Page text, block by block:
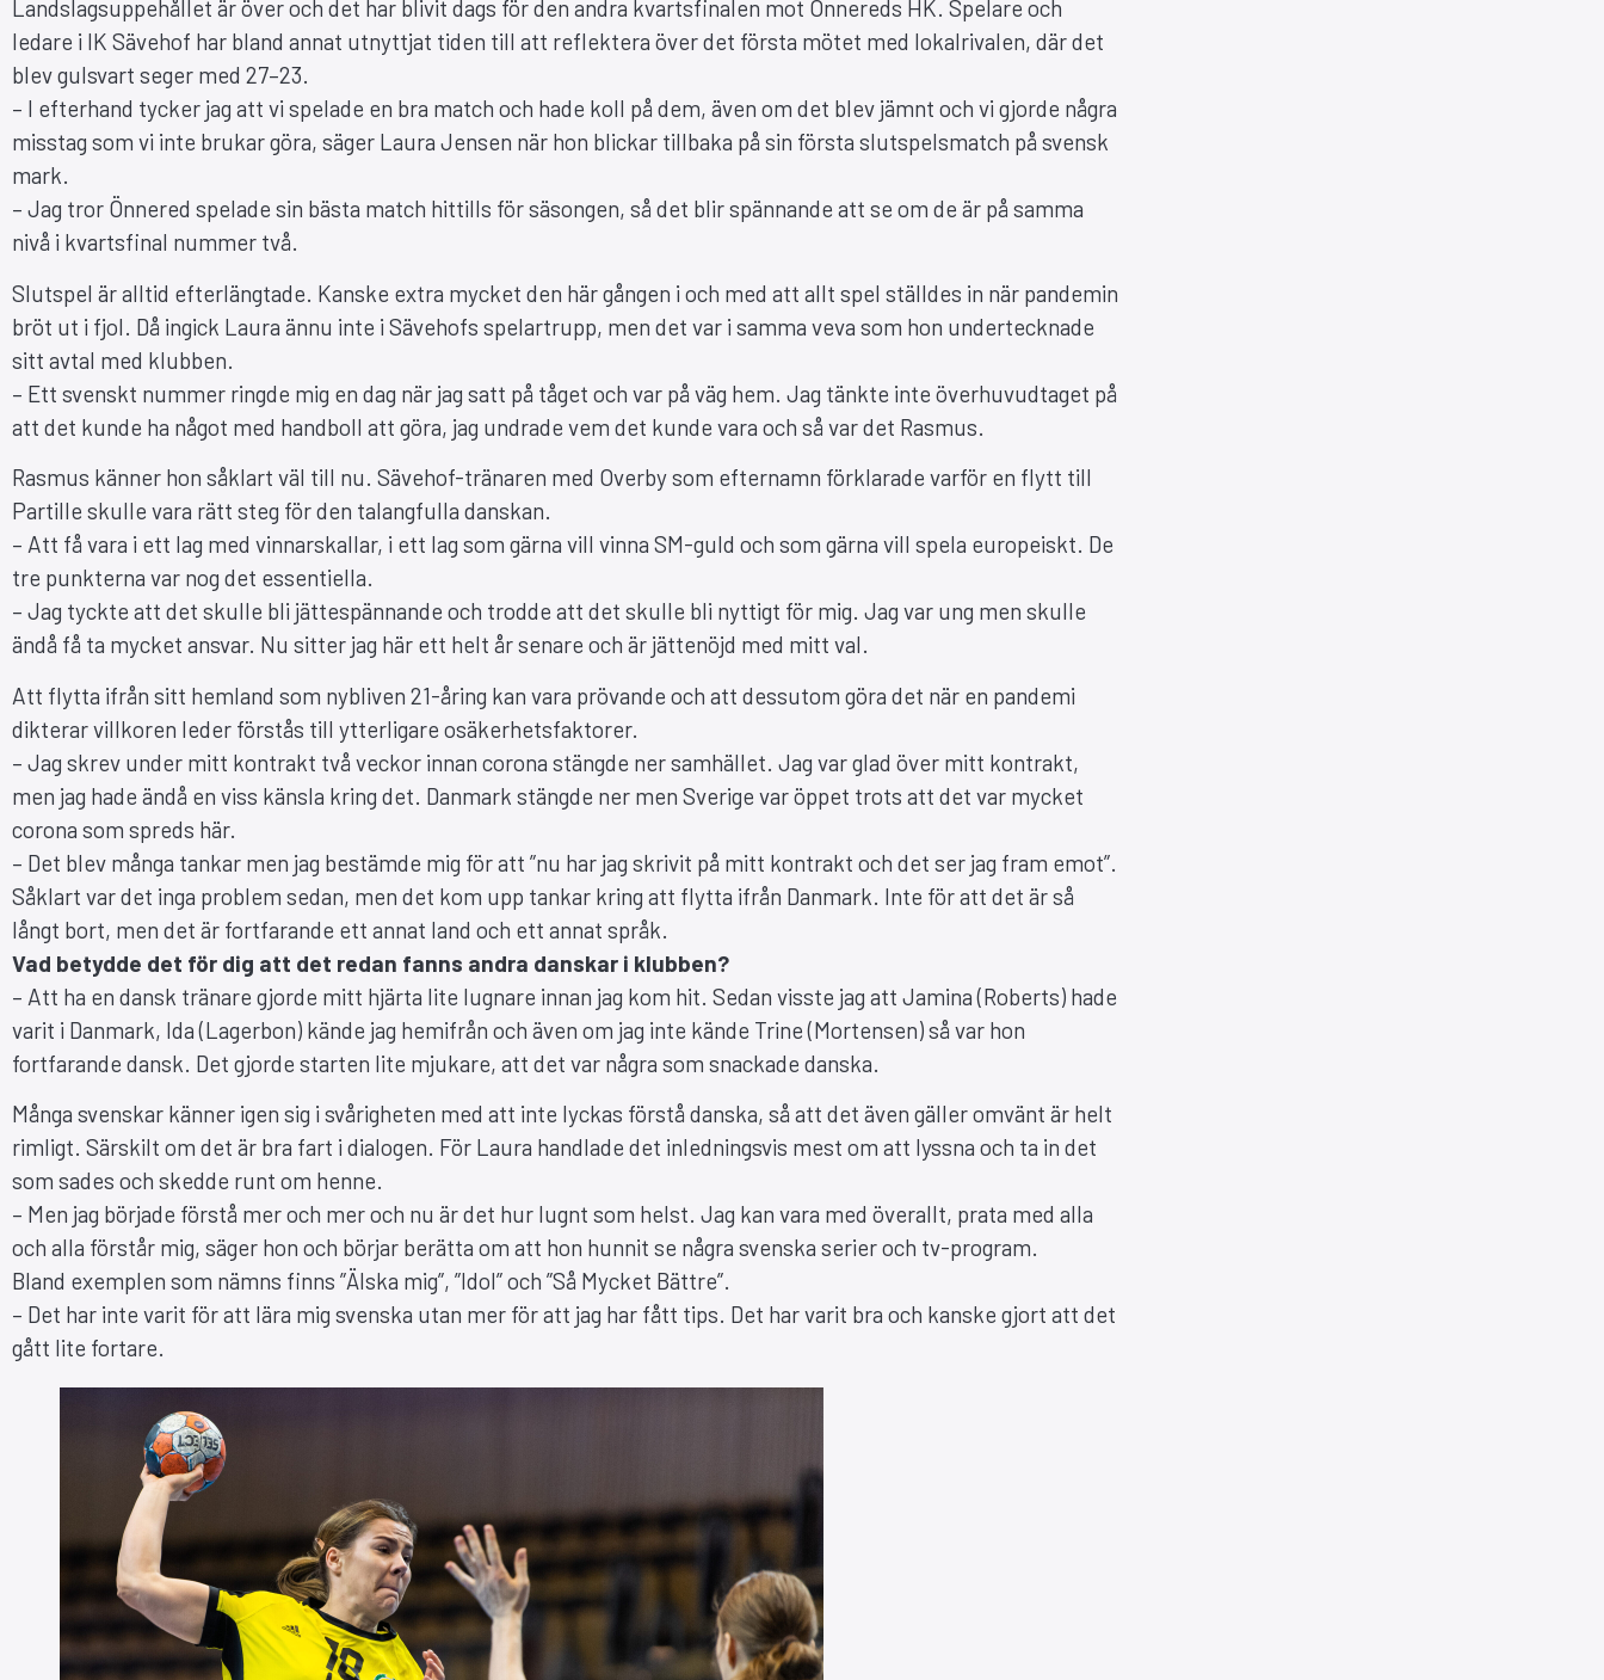
Landslagsuppehållet är över och det har blivit dags för den andra kvartsfinalen mot Önnereds HK. Spelare och
ledare i IK Sävehof har bland annat utnyttjat tiden till att reflektera över det första mötet med lokalrivalen, där det
blev gulsvart seger med 27–23.
– I efterhand tycker jag att vi spelade en bra match och hade koll på dem, även om det blev jämnt och vi gjorde några
misstag som vi inte brukar göra, säger Laura Jensen när hon blickar tillbaka på sin första slutspelsmatch på svensk
mark.
– Jag tror Önnered spelade sin bästa match hittills för säsongen, så det blir spännande att se om de är på samma
nivå i kvartsfinal nummer två.
Slutspel är alltid efterlängtade. Kanske extra mycket den här gången i och med att allt spel ställdes in när pandemin
bröt ut i fjol. Då ingick Laura ännu inte i Sävehofs spelartrupp, men det var i samma veva som hon undertecknade
sitt avtal med klubben.
– Ett svenskt nummer ringde mig en dag när jag satt på tåget och var på väg hem. Jag tänkte inte överhuvudtaget på
att det kunde ha något med handboll att göra, jag undrade vem det kunde vara och så var det Rasmus.
Rasmus känner hon såklart väl till nu. Sävehof-tränaren med Overby som efternamn förklarade varför en flytt till
Partille skulle vara rätt steg för den talangfulla danskan.
– Att få vara i ett lag med vinnarskallar, i ett lag som gärna vill vinna SM-guld och som gärna vill spela europeiskt. De
tre punkterna var nog det essentiella.
– Jag tyckte att det skulle bli jättespännande och trodde att det skulle bli nyttigt för mig. Jag var ung men skulle
ändå få ta mycket ansvar. Nu sitter jag här ett helt år senare och är jättenöjd med mitt val.
Att flytta ifrån sitt hemland som nybliven 21-åring kan vara prövande och att dessutom göra det när en pandemi
dikterar villkoren leder förstås till ytterligare osäkerhetsfaktorer.
– Jag skrev under mitt kontrakt två veckor innan corona stängde ner samhället. Jag var glad över mitt kontrakt,
men jag hade ändå en viss känsla kring det. Danmark stängde ner men Sverige var öppet trots att det var mycket
corona som spreds här.
– Det blev många tankar men jag bestämde mig för att ”nu har jag skrivit på mitt kontrakt och det ser jag fram emot”.
Såklart var det inga problem sedan, men det kom upp tankar kring att flytta ifrån Danmark. Inte för att det är så
långt bort, men det är fortfarande ett annat land och ett annat språk.
Vad betydde det för dig att det redan fanns andra danskar i klubben?
– Att ha en dansk tränare gjorde mitt hjärta lite lugnare innan jag kom hit. Sedan visste jag att Jamina (Roberts) hade
varit i Danmark, Ida (Lagerbon) kände jag hemifrån och även om jag inte kände Trine (Mortensen) så var hon
fortfarande dansk. Det gjorde starten lite mjukare, att det var några som snackade danska.
Många svenskar känner igen sig i svårigheten med att inte lyckas förstå danska, så att det även gäller omvänt är helt
rimligt. Särskilt om det är bra fart i dialogen. För Laura handlade det inledningsvis mest om att lyssna och ta in det
som sades och skedde runt om henne.
– Men jag började förstå mer och mer och nu är det hur lugnt som helst. Jag kan vara med överallt, prata med alla
och alla förstår mig, säger hon och börjar berätta om att hon hunnit se några svenska serier och tv-program.
Bland exemplen som nämns finns ”Älska mig”, ”Idol” och ”Så Mycket Bättre”.
– Det har inte varit för att lära mig svenska utan mer för att jag har fått tips. Det har varit bra och kanske gjort att det
gått lite fortare.